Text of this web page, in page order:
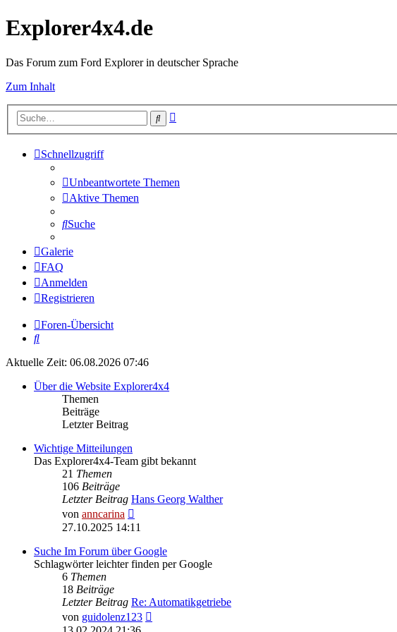
Explorer4x4.de
Das Forum zum Ford Explorer in deutscher Sprache
Zum Inhalt
Suche
Schnellzugriff
Unbeantwortete Themen
Aktive Themen
Suche
Galerie
FAQ
Anmelden
Registrieren
Foren-Übersicht
Suche
Aktuelle Zeit: 06.08.2026 07:46
Über die Website Explorer4x4
Themen
Beiträge
Letzter Beitrag
Wichtige Mitteilungen
Das Explorer4x4-Team gibt bekannt
21 Themen
106 Beiträge
Letzter Beitrag Hans Georg Walther
von anncarina
Beitrag
27.10.2025 14:11
Suche Im Forum über Google
Schlagwörter leichter finden per Google
6 Themen
18 Beiträge
Letzter Beitrag Re: Automatikgetriebe
von guidolenz123